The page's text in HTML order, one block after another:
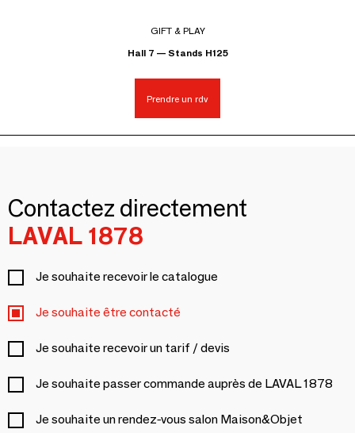
GIFT & PLAY
Hall 7 — Stands H125
Prendre un rdv
Contactez directement
LAVAL 1878
Je souhaite recevoir le catalogue
Je souhaite être contacté
Je souhaite recevoir un tarif / devis
Je souhaite passer commande auprès de LAVAL 1878
Je souhaite un rendez-vous salon Maison&Objet